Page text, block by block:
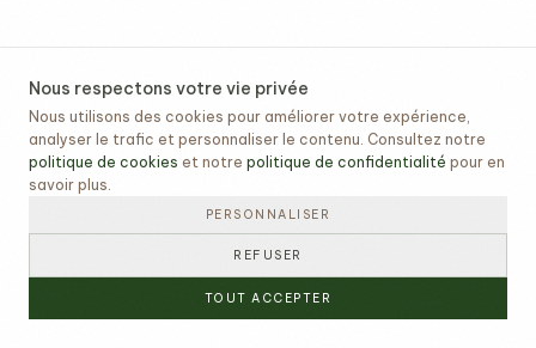
Nous respectons votre vie privée
Nous utilisons des cookies pour améliorer votre expérience,
analyser le trafic et personnaliser le contenu. Consultez notre
politique de cookies et notre politique de confidentialité pour en
savoir plus.
PERSONNALISER
REFUSER
TOUT ACCEPTER